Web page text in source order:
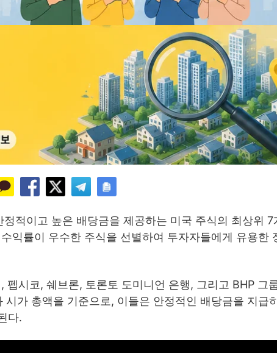
적이고 높은 배당금을 제공하는 미국 주식의 최상위 7
익률이 우수한 주식을 선별하여 투자자들에게 유용한
시코, 쉐브론, 토론토 도미니언 은행, 그리고 BHP 그
가 총액을 기준으로, 이들은 안정적인 배당금을 지급
다.